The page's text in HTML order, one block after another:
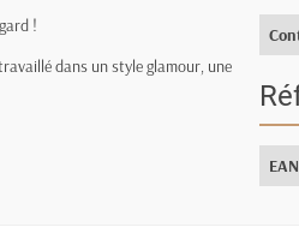
!
dans un style glamour, une